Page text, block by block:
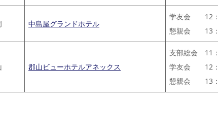
中島屋グランドホテル
学友会 12：
懇親会 13：
郡山ビューホテルアネックス
支部総会 11
学友会 12：
懇親会 13：